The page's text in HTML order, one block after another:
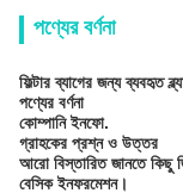
পণ্যের বর্ণনা
ফিল্টার ব্যাগের জন্য ব্যবহৃত
পণ্যের বর্ণনা
কোম্পানি ইনফো.
গ্রাহকের প্রশ্ন ও উত্তর
আরো বিস্তারিত জানতে কিছু
বেসিক ইনফরমেশন।